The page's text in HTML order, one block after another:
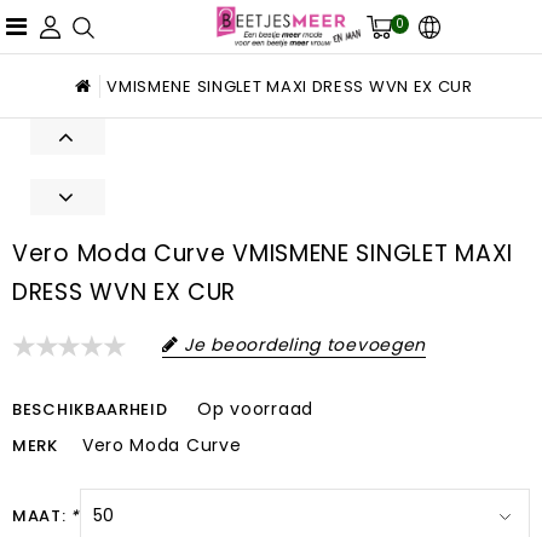
0
VMISMENE SINGLET MAXI DRESS WVN EX CUR
Vero Moda Curve VMISMENE SINGLET MAXI
DRESS WVN EX CUR
Je beoordeling toevoegen
BESCHIKBAARHEID Op voorraad
MERK Vero Moda Curve
MAAT: *